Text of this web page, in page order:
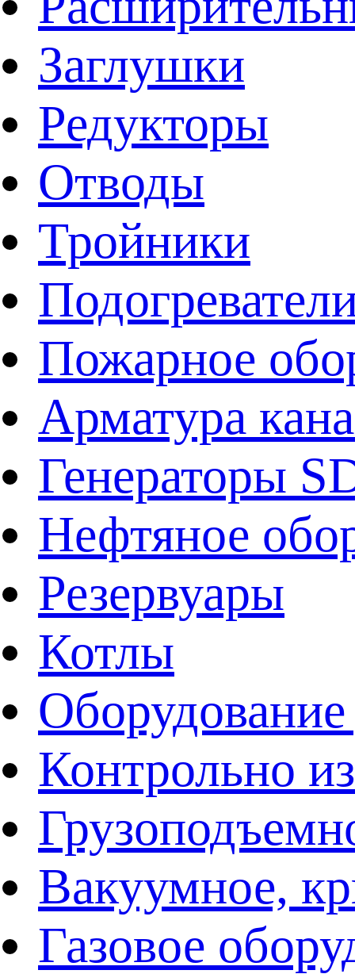
Заглушки
Редукторы
Отводы
Тройники
Пожарное
Арматура
Генераторы
Нефтяное
Резервуары
Котлы
Контрольно
Вакуумное,
Газовое